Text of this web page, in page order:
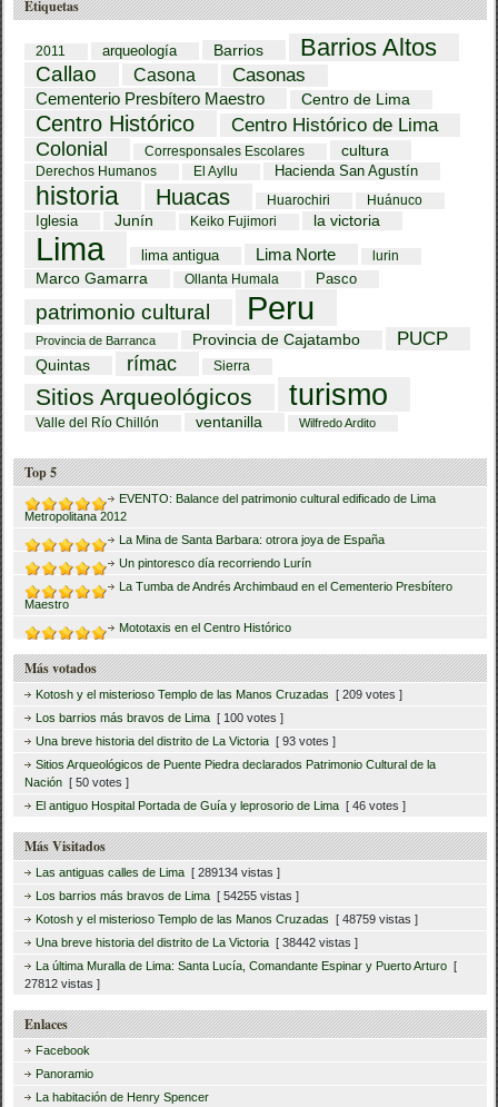
Etiquetas
2011 arqueología Barrios Barrios Altos
Callao Casona Casonas
Cementerio Presbítero Maestro Centro de Lima
Centro Histórico
Centro Histórico de Lima
Colonial
Corresponsales Escolares cultura
Derechos Humanos El Ayllu Hacienda San Agustín
historia Huacas Huarochiri Huánuco
Iglesia Junín Keiko Fujimori la victoria
Lima lima antigua Lima Norte lurin
Marco Gamarra Ollanta Humala Pasco
patrimonio cultural Peru
Provincia de Barranca Provincia de Cajatambo PUCP
Quintas rímac Sierra
Sitios Arqueológicos turismo
Valle del Río Chillón ventanilla Wilfredo Ardito
Top 5
EVENTO: Balance del patrimonio cultural edificado de Lima
Metropolitana 2012
La Mina de Santa Barbara: otrora joya de España
Un pintoresco día recorriendo Lurín
La Tumba de Andrés Archimbaud en el Cementerio Presbítero
Maestro
Mototaxis en el Centro Histórico
Más votados
Kotosh y el misterioso Templo de las Manos Cruzadas [ 209 votes ]
Los barrios más bravos de Lima [ 100 votes ]
Una breve historia del distrito de La Victoria [ 93 votes ]
Sitios Arqueológicos de Puente Piedra declarados Patrimonio Cultural de la
Nación [ 50 votes ]
El antiguo Hospital Portada de Guía y leprosorio de Lima [ 46 votes ]
Más Visitados
Las antiguas calles de Lima [ 289134 vistas ]
Los barrios más bravos de Lima [ 54255 vistas ]
Kotosh y el misterioso Templo de las Manos Cruzadas [ 48759 vistas ]
Una breve historia del distrito de La Victoria [ 38442 vistas ]
La última Muralla de Lima: Santa Lucía, Comandante Espinar y Puerto Arturo [
27812 vistas ]
Enlaces
Facebook
Panoramio
La habitación de Henry Spencer